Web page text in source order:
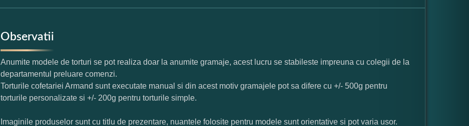
Observatii
Anumite modele de torturi se pot realiza doar la anumite gramaje, acest lucru se stabileste impreuna cu colegii de la
departamentul preluare comenzi.
Torturile cofetariei Armand sunt executate manual si din acest motiv gramajele pot sa difere cu +/- 500g pentru
torturile personalizate si +/- 200g pentru torturile simple.
Imaginile produselor sunt cu titlu de prezentare, nuantele folosite pentru modele sunt orientative si pot varia usor.